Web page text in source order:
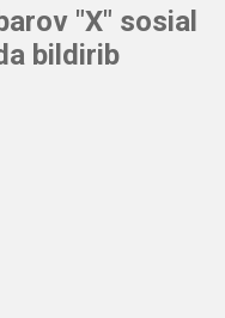
"X" sosial
bildirib